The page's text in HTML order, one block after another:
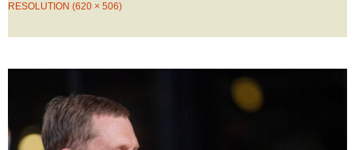
RESOLUTION (620 × 506)